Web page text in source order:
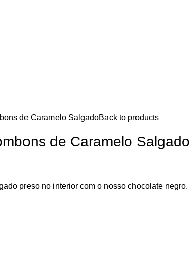
de Caramelo SalgadoBack to products
de Caramelo Salgado
preso no interior com o nosso chocolate negro.